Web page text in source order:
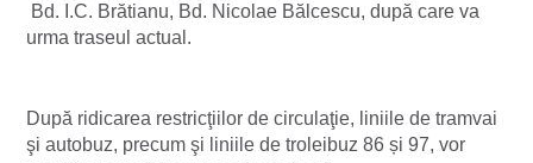
Bd. I.C. Brătianu, Bd. Nicolae Bălcescu, după care va
urma traseul actual.
După ridicarea restricţiilor de circulaţie, liniile de tramvai
şi autobuz, precum şi liniile de troleibuz 86 și 97, vor